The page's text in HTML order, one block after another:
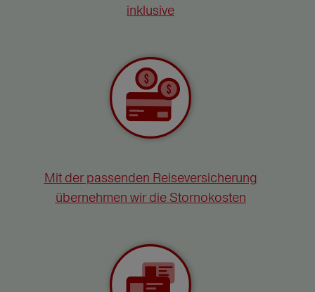
inklusive
Mit der passenden Reiseversicherung
übernehmen wir die Stornokosten